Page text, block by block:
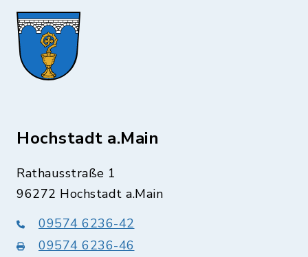
Hochstadt a.Main
Rathausstraße 1
96272 Hochstadt a.Main
09574 6236-42
09574 6236-46